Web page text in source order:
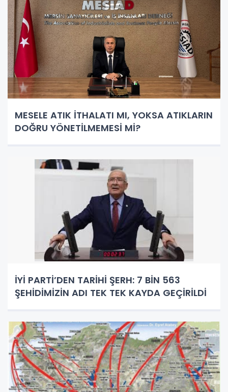
MESELE ATIK İTHALATI MI, YOKSA ATIKLARIN
DOĞRU YÖNETİLMEMESİ Mİ?
İYİ PARTİ’DEN TARİHİ ŞERH: 7 BİN 563
ŞEHİDİMİZİN ADI TEK TEK KAYDA GEÇİRİLDİ